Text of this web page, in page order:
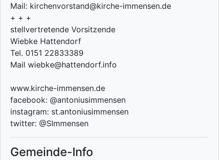
Mail: kirchenvorstand@kirche-immensen.de
+ + +
stellvertretende Vorsitzende
Wiebke Hattendorf
Tel. 0151 22833389
Mail wiebke@hattendorf.info
www.kirche-immensen.de
facebook: @antoniusimmensen
instagram: st.antoniusimmensen
twitter: @SImmensen
Gemeinde-Info